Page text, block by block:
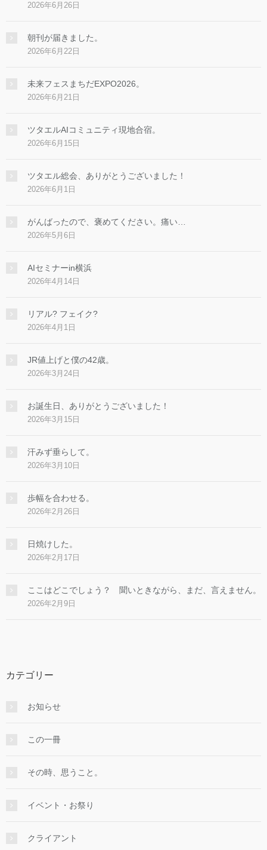
2026年6月26日
朝刊が届きました。
2026年6月22日
未来フェスまちだEXPO2026。
2026年6月21日
ツタエルAIコミュニティ現地合宿。
2026年6月15日
ツタエル総会、ありがとうございました！
2026年6月1日
がんばったので、褒めてください。痛い…
2026年5月6日
AIセミナーin横浜
2026年4月14日
リアル? フェイク?
2026年4月1日
JR値上げと僕の42歳。
2026年3月24日
お誕生日、ありがとうございました！
2026年3月15日
汗みず垂らして。
2026年3月10日
歩幅を合わせる。
2026年2月26日
日焼けした。
2026年2月17日
ここはどこでしょう？ 聞いときながら、まだ、言えません。
2026年2月9日
カテゴリー
お知らせ
この一冊
その時、思うこと。
イベント・お祭り
クライアント